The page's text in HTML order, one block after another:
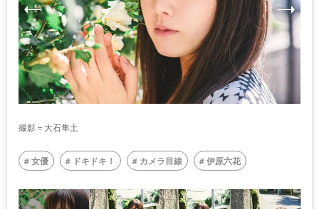
撮影＝大石隼土
女優 ドキドキ！ カメラ目線 伊原六花